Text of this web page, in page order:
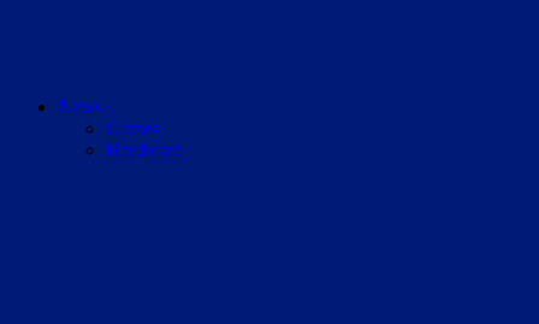
News
Games
Hardware